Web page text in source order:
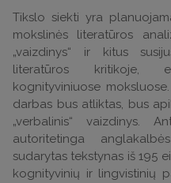
Tikslo siekti yra
mokslinės literatūros
„vaizdinys“ ir kitus
literatūros kritikoje,
kognityviniuose
darbas bus atliktas, bus
„verbalinis“ vaizdinys.
autoritetinga
sudarytas tekstynas iš 195
kognityvinių ir lingvistinių